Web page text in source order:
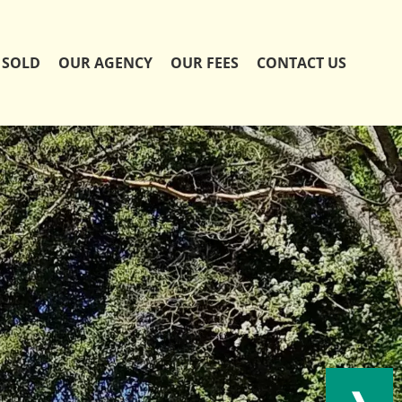
SOLD OUR AGENCY OUR FEES CONTACT US